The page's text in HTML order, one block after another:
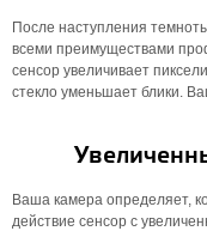
После наступления
всеми преимуществами
сенсор увеличивает
стекло уменьшает блики.
Ваша камера определяет,
действие сенсор с